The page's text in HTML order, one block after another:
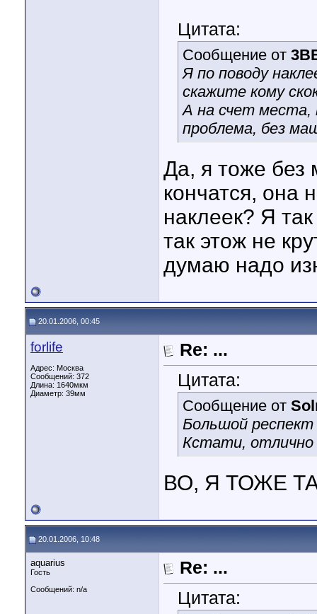
Цитата:
Сообщение от
Я по поводу
скажите кому
А на счет места,
проблема, без
Да, я тоже
кончатся, она
наклеек? Я
так этож не
думаю надо
20.01.2006, 00:45
forlife
Адрес: Москва
Сообщений: 372
Длина: 1640мкм
Диаметр: 39мм
Re: ...
Цитата:
Сообщение от
Большой респект
Кстати, отлично
ВО, Я ТОЖЕ
20.01.2006, 10:48
aquarius
Гость
Сообщений: n/a
Re: ...
Цитата: